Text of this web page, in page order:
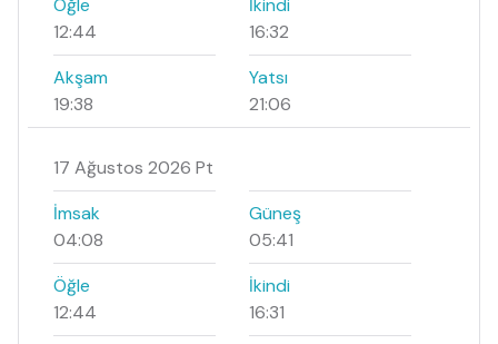
12:44
16:32
Akşam
19:38
Yatsı
21:06
17 Ağustos 2026 Pt
İmsak
04:08
Güneş
05:41
Öğle
12:44
İkindi
16:31